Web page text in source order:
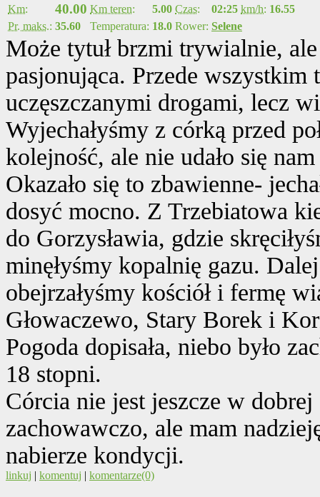
Km: 40.00 Km teren: 5.00 Czas: 02:25 km/h: 16.55
Pr. maks.: 35.60 Temperatura: 18.0 Rower: Selene
Może tytuł brzmi trywialnie,
pasjonująca. Przede wszystkim
uczęszczanymi drogami, lecz
Wyjechałyśmy z córką przed
kolejność, ale nie udało się
Okazało się to zbawienne-
dosyć mocno. Z Trzebiatowa
do Gorzysławia, gdzie
minęłyśmy kopalnię gazu.
obejrzałyśmy kościół i fermę
Głowaczewo, Stary Borek i
Pogoda dopisała, niebo było
18 stopni.
Córcia nie jest jeszcze w
zachowawczo, ale mam
nabierze kondycji.
linkuj | komentuj | komentarze(0)